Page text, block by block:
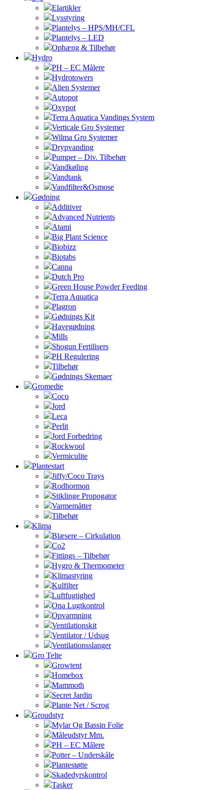
Elartikler
Lysstyring
Plantelys – HPS/MH/CFL
Plantelys – LED
Ophæng & Tilbehør
Hydro
PH – EC Målere
Hydrotowers
Alien Systemer
Autopot
Oxypot
Terra Aquatica Vandings System
Verticale Gro Systemer
Wilma Gro Systemer
Drypvanding
Pumper – Div. Tilbehør
Vandkøling
Vandtank
Vandfilter&Osmose
Gødning
Additiver
Advanced Nutrients
Atami
Big Plant Science
Biobizz
Biotabs
Canna
Dutch Pro
Green House Powder Feeding
Terra Aquatica
Plagron
Gødnings Kit
Havegødning
Mills
Shogun Fertilisers
PH Regulering
Tilbehør
Gødnings Skemaer
Gromedie
Coco
Jord
Leca
Perlit
Jord Forbedring
Rockwool
Vermiculite
Plantestart
Jiffy/Coco Trays
Rodhormon
Stiklinge Propogator
Varmemåtter
Tilbehør
Klima
Blæsere – Cirkulation
Co2
Fittings – Tilbehør
Hygro & Thermometer
Klimastyring
Kulfilter
Luftfugtighed
Ona Lugtkontrol
Opvarmning
Ventilationskit
Ventilator / Udsug
Ventilationsslanger
Gro Telte
Growtent
Homebox
Mammoth
Secret Jardin
Plante Net / Scrog
Groudstyr
Mylar Og Bassin Folie
Måleudstyr Mm.
PH – EC Målere
Potter – Underskåle
Plantestøtte
Skadedyrskontrol
Tasker